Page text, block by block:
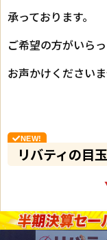
承っております。
ご希望の方がいら
お声かけくださいま
リバティの目